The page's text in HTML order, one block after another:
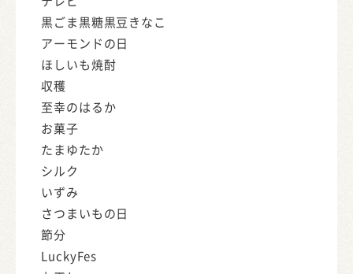
黒ごま黒糖黒豆きなこ
アーモンドの日
ほしいも焼酎
収穫
至幸のはるか
お菓子
たまゆたか
シルク
いずみ
さつまいもの日
節分
LuckyFes